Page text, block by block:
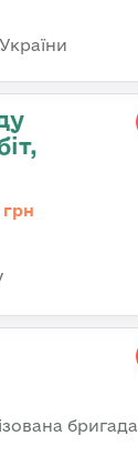
бригада